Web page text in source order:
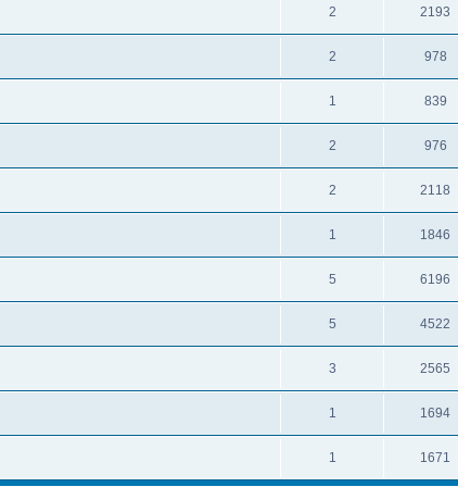
2 2193
2 978
1 839
2 976
2 2118
1 1846
5 6196
5 4522
3 2565
1 1694
1 1671